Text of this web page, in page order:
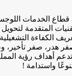
الخدمات
المتقدمة
الكفاءة
هدر، صفر تأخير،
واستدامة !